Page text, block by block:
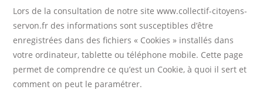
Lors de la consultation de notre site www.collectif-citoyens-
servon.fr des informations sont susceptibles d’être
enregistrées dans des fichiers « Cookies » installés dans
votre ordinateur, tablette ou téléphone mobile. Cette page
permet de comprendre ce qu’est un Cookie, à quoi il sert et
comment on peut le paramétrer.